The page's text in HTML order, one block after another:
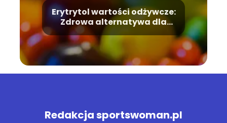
Erytrytol wartości odżywcze:
Zdrowa alternatywa dla
cukru
Redakcja sportswoman.pl